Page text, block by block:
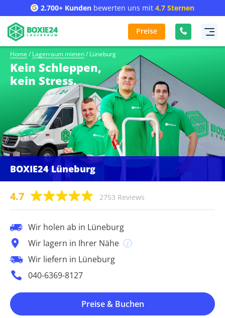
2.700+ Kunden bewerten uns mit 4,7 Sternen
Preise
Home / Lagerraum mieten/ Lüneburg
Kein Schleppen,
kein Stress.
BOXIE24 Lüneburg
4.7 2753 Reviews
Wir holen ab in Lüneburg
Wir lagern in Ihrer Nähe
Wir liefern in Lüneburg
040-6369-8127
Preise & Buchen